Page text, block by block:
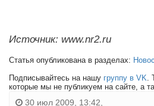
Источник: www.nr2.ru
Статья опубликована в разделах:
Подписывайтесь на нашу группу в VK.
которые мы не публикуем на сайте, а
30 июл 2009, 13:42,